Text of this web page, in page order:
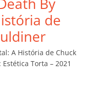
Li
n
k
ar
til
h
ar
de
A História de Chuck
Torta – 2021